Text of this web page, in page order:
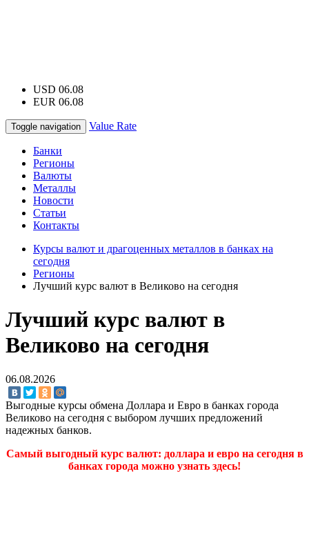
USD 06.08
EUR 06.08
Toggle navigation Value Rate
Банки
Регионы
Валюты
Металлы
Новости
Статьи
Контакты
Курсы валют и драгоценных металлов в банках на
сегодня
Регионы
Лучший курс валют в Великово на сегодня
Лучший курс валют в
Великово на сегодня
06.08.2026
Выгодные курсы обмена Доллара и Евро в банках города
Великово на сегодня с выбором лучших предложений
надежных банков.
Самый выгодный курс валют: доллара и евро на сегодня в
банках города можно узнать здесь!